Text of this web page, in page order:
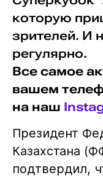
которую
зрителей. И
регулярно.
Все самое
вашем
на наш
Президент
Казахстана
подтвердил,